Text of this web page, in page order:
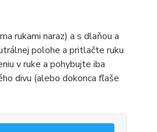
rukami naraz) a s dlaňou a
polohe a pritlačte ruku
v ruke a pohybujte iba
divu (alebo dokonca fľaše